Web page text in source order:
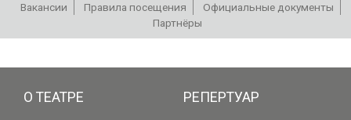
Вакансии
Правила посещения
Официальные документы
Партнёры
О ТЕАТРЕ РЕПЕРТУАР